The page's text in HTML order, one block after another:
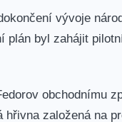
vývoje
plán byl zahájit
obchodnímu
založená na